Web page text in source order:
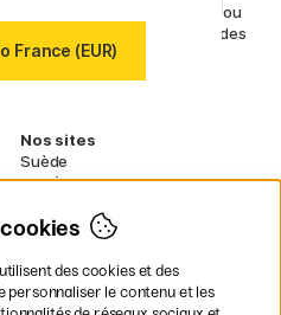
par e-mail ou
par téléphone si vous avez des
questions.
Nos sites
Suède
Norvège
Finlande
Irlande
Pays-Bas
Royaume-Uni
France (EUR)
des cookies et des
personnaliser le contenu et les